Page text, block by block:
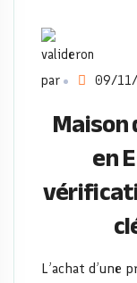
Espagne
Liste
par 09/
en
L’achat d’une